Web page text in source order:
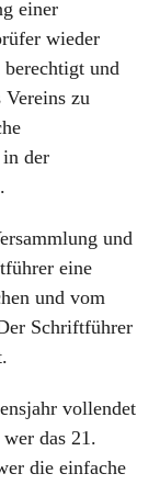
einer
wieder
und
zu
der
und
eine
und vom
Schriftführer
vollendet
das 21.
die einfache